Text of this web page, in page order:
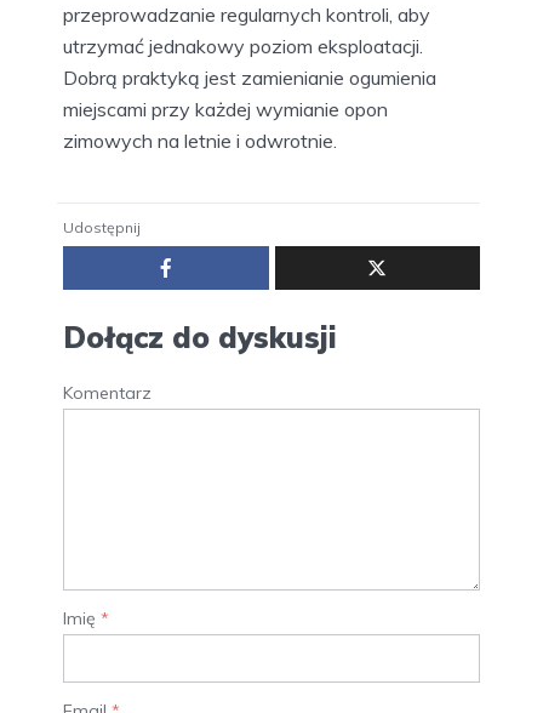
przeprowadzanie regularnych kontroli, aby
utrzymać jednakowy poziom eksploatacji.
Dobrą praktyką jest zamienianie ogumienia
miejscami przy każdej wymianie opon
zimowych na letnie i odwrotnie.
Udostępnij
Dołącz do dyskusji
Komentarz
Imię *